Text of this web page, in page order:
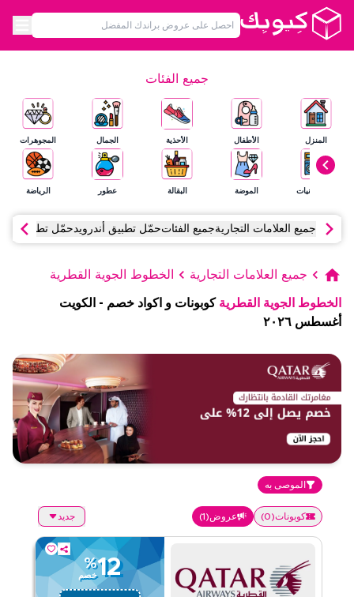
جميع الفئات
المنزل
الإلكترونيات
الأطفال
الموضة
الأحذية
البقالة
الجمال
عطور
المجوهرات
الرياضة
جميع العلامات التجاريةجميع الفئاتحمّل تطبيق أندرويدحمّل تطبيق آي
جميع العلامات التجارية الخطوط الجوية القطرية
الخطوط الجوية القطرية كوبونات و اكواد خصم -
الكويت
أغسطس ٢٠٢٦
الموصى به
كوبونات(
0
) عروض(
1
) جديد
12
%
خصم